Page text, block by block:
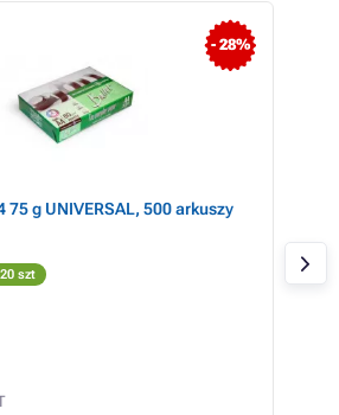
- 28%
75 g UNIVERSAL, 500 arkuszy
szt